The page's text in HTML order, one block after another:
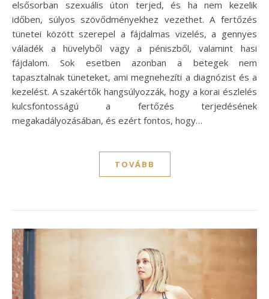
elsősorban szexuális úton terjed, és ha nem kezelik
időben, súlyos szövődményekhez vezethet. A fertőzés
tünetei között szerepel a fájdalmas vizelés, a gennyes
váladék a hüvelyből vagy a péniszből, valamint hasi
fájdalom. Sok esetben azonban a betegek nem
tapasztalnak tüneteket, ami megnehezíti a diagnózist és a
kezelést. A szakértők hangsúlyozzák, hogy a korai észlelés
kulcsfontosságú a fertőzés terjedésének
megakadályozásában, és ezért fontos, hogy…
TOVÁBB